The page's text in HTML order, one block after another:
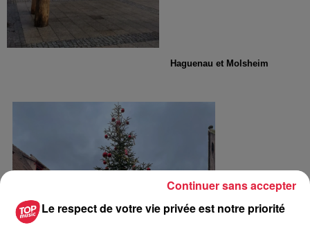
Haguenau et Molsheim
Le respect de votre vie privée est notre priorité
Continuer sans accepter